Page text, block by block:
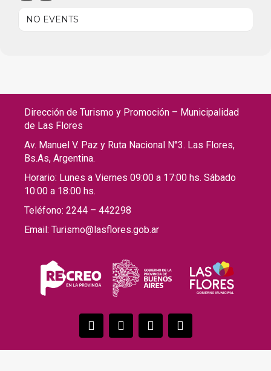
NO EVENTS
Dirección de Turismo y Promoción – Municipalidad
de Las Flores
Av. Manuel V. Paz y Ruta Nacional N°3. Las Flores,
Bs.As, Argentina.
Horario: Lunes a Viernes 09:00 a 17:00 hs. Sábado
10:00 a 18:00 hs.
Teléfono: 2244 – 442298
Email: Turismo@lasflores.gob.ar